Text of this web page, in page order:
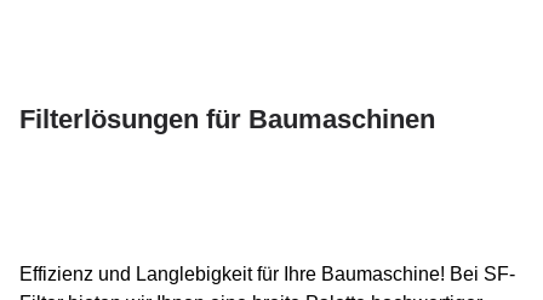
Filterlösungen für Baumaschinen
Effizienz und Langlebigkeit für Ihre Baumaschine! Bei SF-